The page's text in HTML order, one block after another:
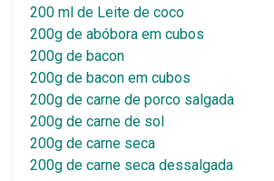
200 ml de Leite de coco
200g de abóbora em cubos
200g de bacon
200g de bacon em cubos
200g de carne de porco salgada
200g de carne de sol
200g de carne seca
200g de carne seca dessalgada